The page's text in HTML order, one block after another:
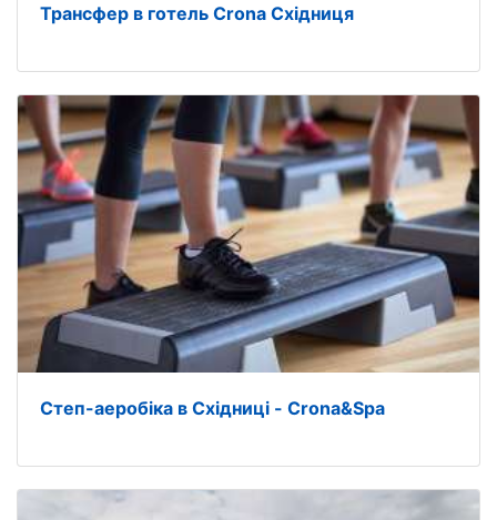
Трансфер в готель Crona Східниця
Степ-аеробіка в Східниці - Crona&Spa